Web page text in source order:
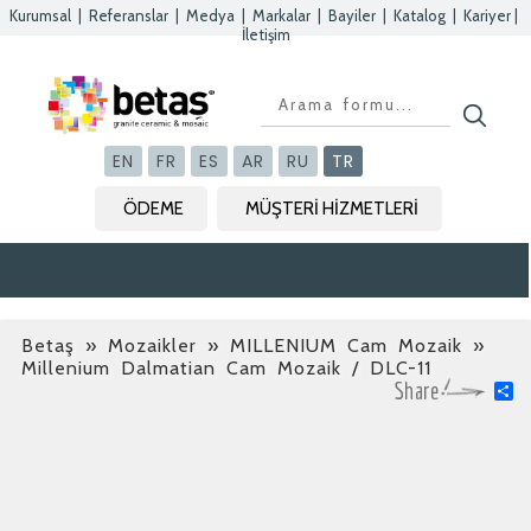
Kurumsal Referanslar Medya Markalar Bayiler Katalog Kariyer
İletişim
EN FR ES AR RU TR
ÖDEME MÜŞTERİ HİZMETLERİ
Betaş » Mozaikler » MILLENIUM Cam Mozaik »
Millenium Dalmatian Cam Mozaik / DLC-11